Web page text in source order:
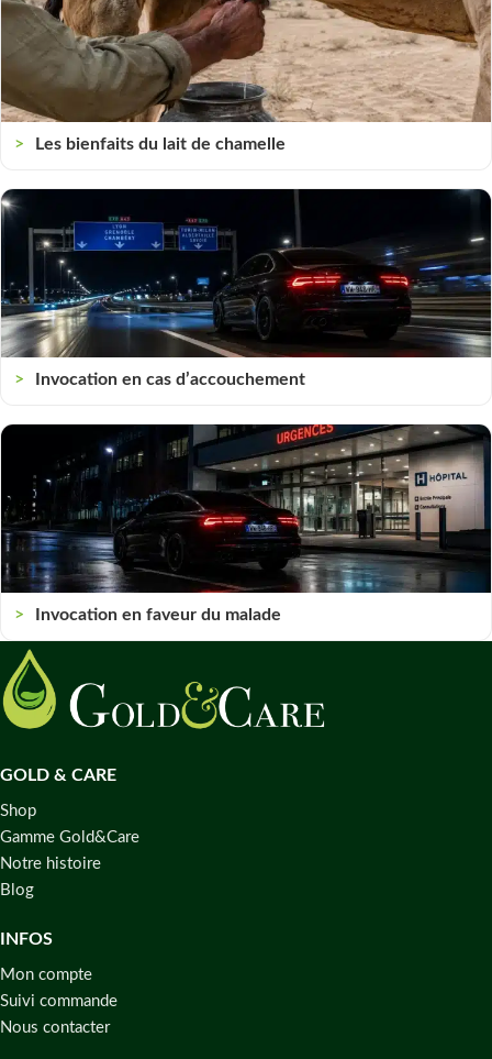
Les bienfaits du lait de chamelle
Invocation en cas d’accouchement
Invocation en faveur du malade
GOLD & CARE
Shop
Gamme Gold&Care
Notre histoire
Blog
INFOS
Mon compte
Suivi commande
Nous contacter